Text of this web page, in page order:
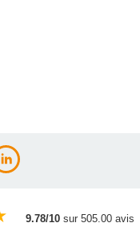
9.78/10 sur 505.00 avis